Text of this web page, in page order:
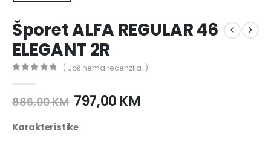
Šporet ALFA REGULAR 46
ELEGANT 2R
( Još nema recenzija. )
886,00KM 797,00 KM
Karakteristike